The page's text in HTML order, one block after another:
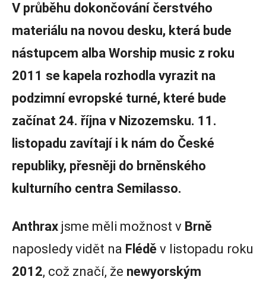
V průběhu dokončování čerstvého
materiálu na novou desku, která bude
nástupcem alba Worship music z roku
2011 se kapela rozhodla vyrazit na
podzimní evropské turné, které bude
začínat 24. října v Nizozemsku. 11.
listopadu zavítají i k nám do České
republiky, přesněji do brněnského
kulturního centra Semilasso.
Anthrax jsme měli možnost v Brně
naposledy vidět na Flédě v listopadu roku
2012, což značí, že newyorským